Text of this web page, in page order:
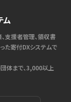
ム
支援者管理、領収書
た寄付DXシステムで
体まで、3,000以上